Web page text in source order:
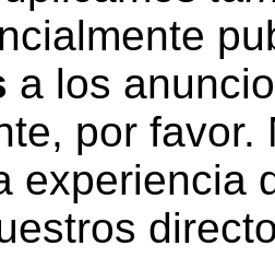
a los
por
experiencia